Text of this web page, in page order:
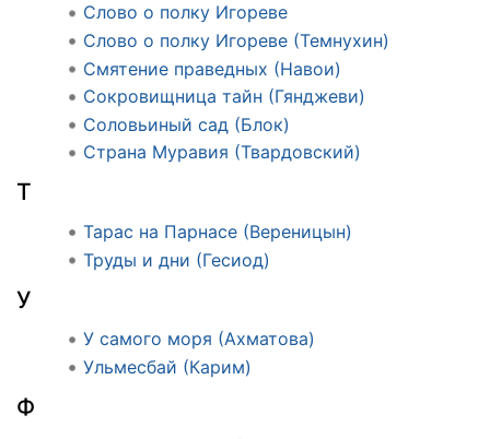
Слово о полку Игореве
Слово о полку Игореве (Темнухин)
Смятение праведных (Навои)
Сокровищница тайн (Гянджеви)
Соловьиный сад (Блок)
Страна Муравия (Твардовский)
Т
Тарас на Парнасе (Вереницын)
Труды и дни (Гесиод)
У
У самого моря (Ахматова)
Ульмесбай (Карим)
Ф